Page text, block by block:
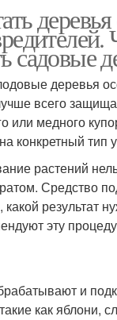
садовые
деревья
всего
или медного
конкретный тип
растений
Средство
какой результат
эту
и
как яблони,